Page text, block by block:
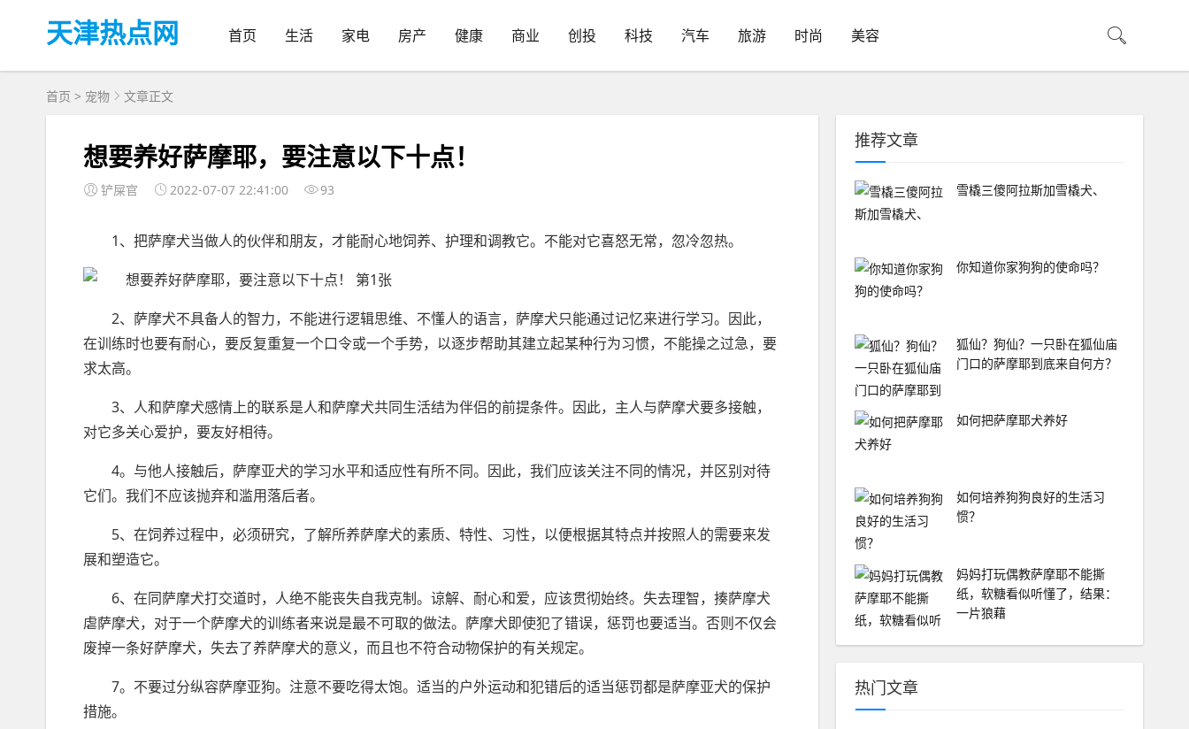
天津热点网 首页 生活 家电 房产 健康 商业 创投 科技 汽车 旅游 时尚 美容
首页 > 宠物 文章正文
想要养好萨摩耶，要注意以下十点！
铲屎官 2022-07-07 22:41:00 93
1、把萨摩犬当做人的伙伴和朋友，才能耐心地饲养、护理和调教它。不能对它喜怒无常，忽冷忽热。
2、萨摩犬不具备人的智力，不能进行逻辑思维、不懂人的语言，萨摩犬只能通过记忆来进行学习。因此，
在训练时也要有耐心，要反复重复一个口令或一个手势，以逐步帮助其建立起某种行为习惯，不能操之过急，要
求太高。
3、人和萨摩犬感情上的联系是人和萨摩犬共同生活结为伴侣的前提条件。因此，主人与萨摩犬要多接触，
对它多关心爱护，要友好相待。
4。与他人接触后，萨摩亚犬的学习水平和适应性有所不同。因此，我们应该关注不同的情况，并区别对待
它们。我们不应该抛弃和滥用落后者。
5、在饲养过程中，必须研究，了解所养萨摩犬的素质、特性、习性，以便根据其特点并按照人的需要来发
展和塑造它。
6、在同萨摩犬打交道时，人绝不能丧失自我克制。谅解、耐心和爱，应该贯彻始终。失去理智，揍萨摩犬
虐萨摩犬，对于一个萨摩犬的训练者来说是最不可取的做法。萨摩犬即使犯了错误，惩罚也要适当。否则不仅会
废掉一条好萨摩犬，失去了养萨摩犬的意义，而且也不符合动物保护的有关规定。
7。不要过分纵容萨摩亚狗。注意不要吃得太饱。适当的户外运动和犯错后的适当惩罚都是萨摩亚犬的保护
措施。
推荐文章
雪橇三傻阿拉斯加雪橇犬、
你知道你家狗狗的使命吗？
狐仙？狗仙？一只卧在狐仙庙
门口的萨摩耶到底来自何方？
如何把萨摩耶犬养好
如何培养狗狗良好的生活习
惯？
妈妈打玩偶教萨摩耶不能撕
纸，软糖看似听懂了，结果：
一片狼藉
热门文章